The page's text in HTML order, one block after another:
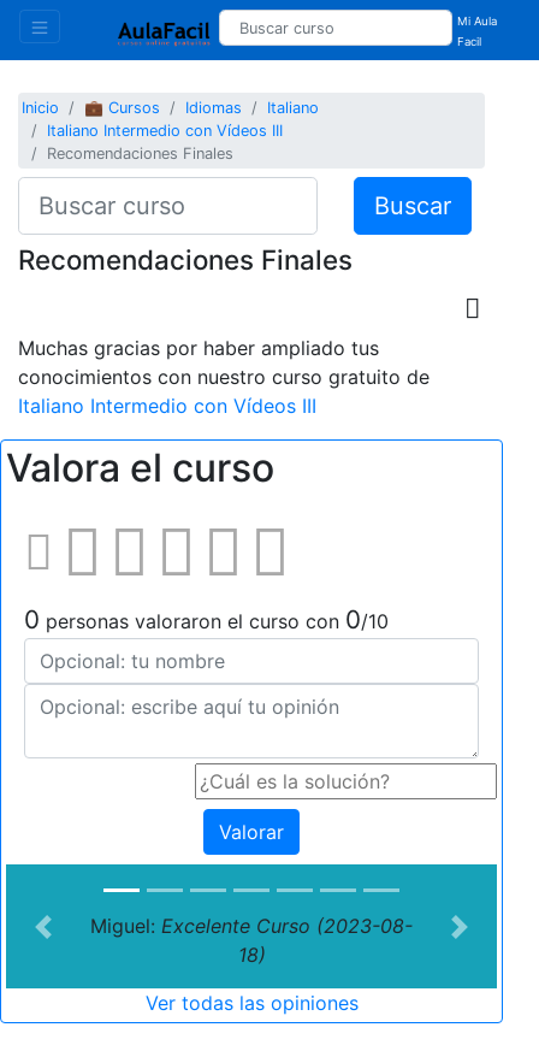
Mi Aula
Facil
Inicio 💼 Cursos Idiomas
Italiano
Italiano Intermedio con Vídeos III
Recomendaciones Finales
Buscar
Recomendaciones Finales
Muchas gracias por haber ampliado tus
conocimientos con nuestro curso gratuito de
Italiano Intermedio con Vídeos III
Valora el curso
0 personas valoraron el curso con 0/10
Valorar
Miguel: Excelente Curso (2023-08-
18)
Previous Next
Ver todas las opiniones